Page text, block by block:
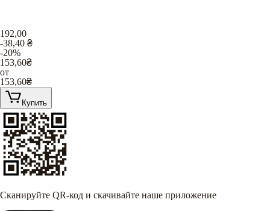
192,00
-38,40 ₴
-20%
153,60₴
от
153,60₴
Купить
Сканируйте QR-код и скачивайте наше приложение